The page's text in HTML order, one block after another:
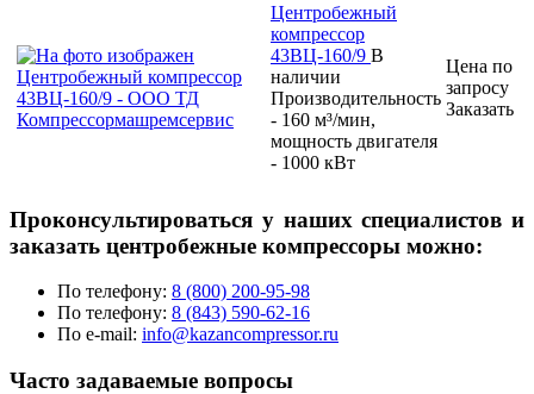
Центробежный
компрессор
43ВЦ-160/9 В
наличии
Производительность
- 160 м³/мин,
мощность двигателя
- 1000 кВт
Цена по
запросу
Заказать
Проконсультироваться у наших специалистов и
заказать центробежные компрессоры можно:
По телефону: 8 (800) 200-95-98
По телефону: 8 (843) 590-62-16
По e-mail: info@kazancompressor.ru
Часто задаваемые вопросы